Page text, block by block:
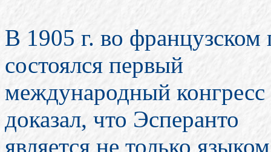
В 1905 г. во
состоялся первый
международный конгресс
доказал, что Эсперанто
является не только